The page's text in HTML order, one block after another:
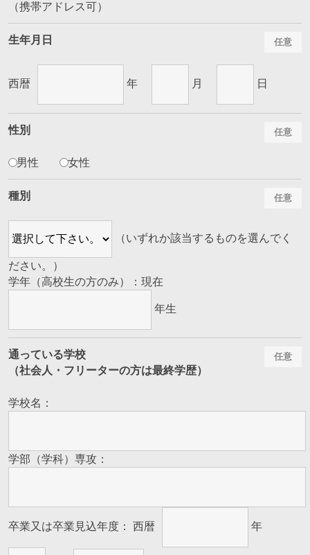
（携帯アドレス可）
生年月日
西暦 年 月 日
性別
男性 女性
種別
（いずれか該当するものを選んでく
ださい。）
学年（高校生の方のみ）：現在
年生
通っている学校
（社会人・フリーターの方は最終学歴）
学校名：
学部（学科）専攻：
卒業又は卒業見込年度： 西暦 年